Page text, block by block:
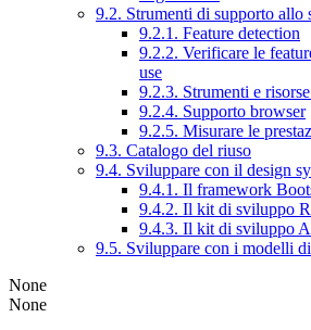
9.2. Strumenti di supporto allo
9.2.1. Feature detection
9.2.2. Verificare le
use
9.2.3. Strumenti e
9.2.4. Supporto browser
9.2.5. Misurare le
9.3. Catalogo del riuso
9.4. Sviluppare con il design
9.4.1. Il framework
9.4.2. Il kit di sviluppo
9.4.3. Il kit di sviluppo
9.5. Sviluppare con i modelli
None
None